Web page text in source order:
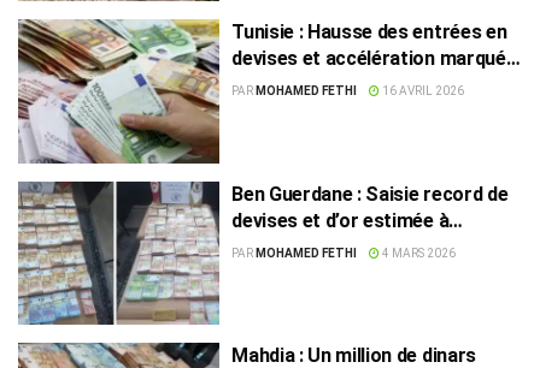
Tunisie : Hausse des entrées en
devises et accélération marquée
de la liquidité en circulation
PAR MOHAMED FETHI 16 AVRIL 2026
Ben Guerdane : Saisie record de
devises et d’or estimée à
2,6 millions de dinars
PAR MOHAMED FETHI 4 MARS 2026
Mahdia : Un million de dinars